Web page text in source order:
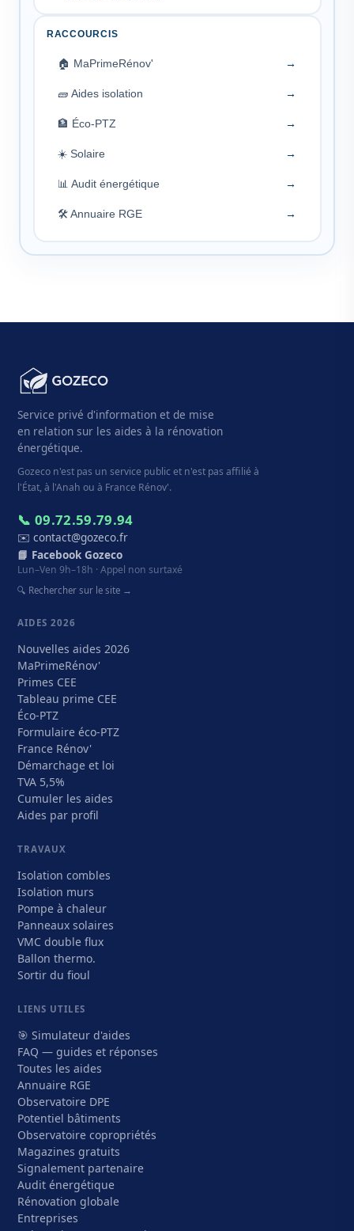
RACCOURCIS
🏠 MaPrimeRénov' →
🧱 Aides isolation →
🏦 Éco-PTZ →
☀️ Solaire →
📊 Audit énergétique →
🛠️ Annuaire RGE →
Service privé d'information et de mise
en relation sur les aides à la rénovation
énergétique.
Gozeco n'est pas un service public et n'est pas affilié à
l'État, à l'Anah ou à France Rénov'.
📞 09.72.59.79.94
✉️ contact@gozeco.fr
📘 Facebook Gozeco
Lun–Ven 9h–18h · Appel non surtaxé
🔍 Rechercher sur le site →
AIDES 2026
Nouvelles aides 2026
MaPrimeRénov'
Primes CEE
Tableau prime CEE
Éco-PTZ
Formulaire éco-PTZ
France Rénov'
Démarchage et loi
TVA 5,5%
Cumuler les aides
Aides par profil
TRAVAUX
Isolation combles
Isolation murs
Pompe à chaleur
Panneaux solaires
VMC double flux
Ballon thermo.
Sortir du fioul
LIENS UTILES
🎯 Simulateur d'aides
FAQ — guides et réponses
Toutes les aides
Annuaire RGE
Observatoire DPE
Potentiel bâtiments
Observatoire copropriétés
Magazines gratuits
Signalement partenaire
Audit énergétique
Rénovation globale
Entreprises